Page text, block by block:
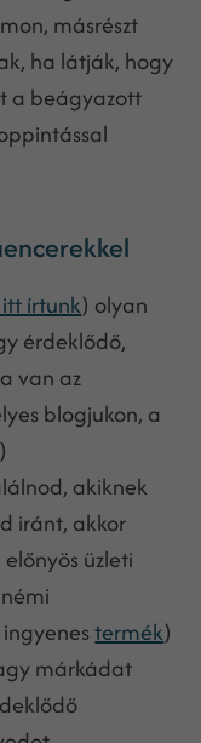
másrészt
ha látják, hogy
a beágyazott
itt írtunk) olyan
érdeklődő,
van az
blogjukon, a
akiknek
iránt, akkor
üzleti
termék)
márkádat